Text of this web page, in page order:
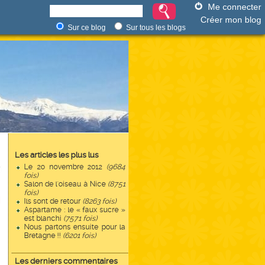
Me connecter
Créer mon blog
Sur ce blog Sur tous les blogs
Les articles les plus lus
Le 20 novembre 2012 (9684
fois)
Salon de l'oiseau à Nice (8751
fois)
Ils sont de retour (8263 fois)
Aspartame : le « faux sucre »
est blanchi (7571 fois)
Nous partons ensuite pour la
Bretagne !! (6201 fois)
Les derniers commentaires